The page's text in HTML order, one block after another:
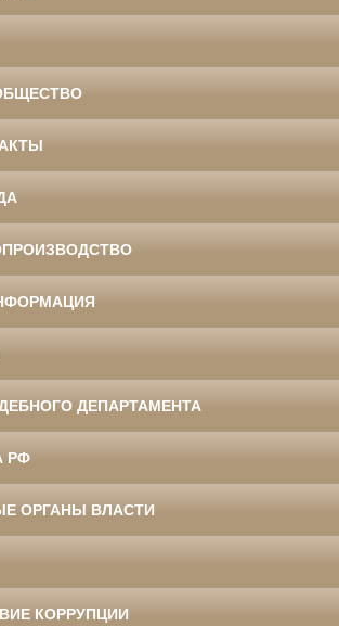
ДЕПАРТАМЕНТА
РФ
ОРГАНЫ ВЛАСТИ
КОРРУПЦИИ